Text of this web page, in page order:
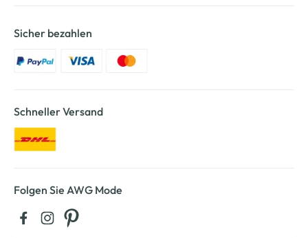
Sicher bezahlen
Schneller Versand
Folgen Sie AWG Mode